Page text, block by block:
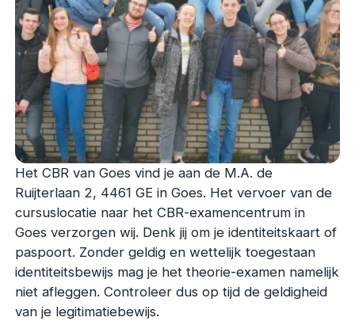
Het CBR van Goes vind je aan de M.A. de
Ruijterlaan 2, 4461 GE in Goes. Het vervoer van de
cursuslocatie naar het CBR-examencentrum in
Goes verzorgen wij. Denk jij om je identiteitskaart of
paspoort. Zonder geldig en wettelijk toegestaan
identiteitsbewijs mag je het theorie-examen namelijk
niet afleggen. Controleer dus op tijd de geldigheid
van je legitimatiebewijs.